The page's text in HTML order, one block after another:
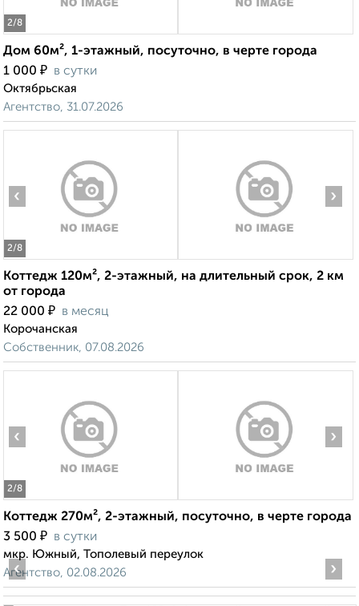
2/8
Дом 60м², 1-этажный, посуточно, в черте города
1 000 ₽ в сутки
Октябрьская
Агентство, 31.07.2026
2/8
‹ ›
Коттедж 120м², 2-этажный, на длительный срок, 2 км
от города
22 000 ₽ в месяц
Корочанская
Собственник, 07.08.2026
2/8
‹ ›
Коттедж 270м², 2-этажный, посуточно, в черте города
3 500 ₽ в сутки
мкр. Южный, Тополевый переулок
Агентство, 02.08.2026
‹ ›